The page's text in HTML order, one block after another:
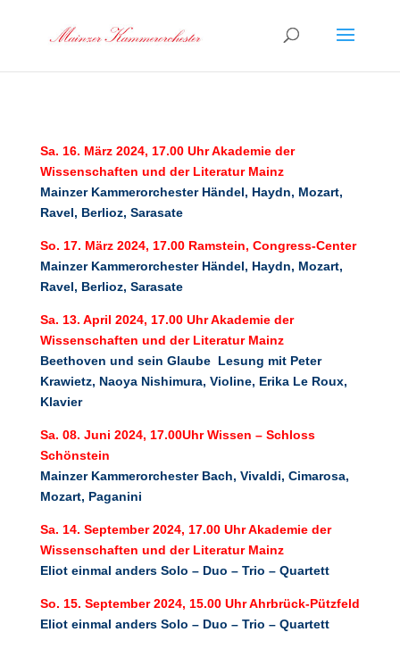
Sa. 16. März 2024, 17.00 UhrAkademie der
Wissenschaften und der Literatur Mainz
Mainzer Kammerorchester Händel, Haydn, Mozart,
Ravel, Berlioz, Sarasate
So. 17. März 2024, 17.00 Ramstein, Congress-Center
Mainzer Kammerorchester Händel, Haydn, Mozart,
Ravel, Berlioz, Sarasate
Sa. 13. April 2024, 17.00 Uhr Akademie der
Wissenschaften und der Literatur Mainz
Beethoven und sein Glaube Lesung mit Peter
Krawietz, Naoya Nishimura, Violine, Erika Le Roux,
Klavier
Sa. 08. Juni 2024, 17.00Uhr Wissen – Schloss
Schönstein
Mainzer Kammerorchester Bach, Vivaldi, Cimarosa,
Mozart, Paganini
Sa. 14. September 2024, 17.00 Uhr Akademie der
Wissenschaften und der Literatur Mainz
Eliot einmal anders Solo – Duo – Trio – Quartett
So. 15. September 2024, 15.00 Uhr Ahrbrück-Pützfeld
Eliot einmal anders Solo – Duo – Trio – Quartett